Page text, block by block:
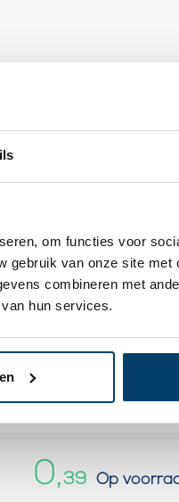
om functies voor
gebruik van onze site met
combineren met
hun services.
0,39 Op